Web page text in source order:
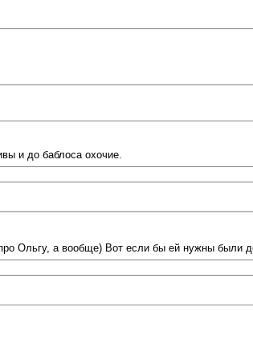
и до баблоса охочие.
Ольгу, а вообще) Вот если бы ей нужны были